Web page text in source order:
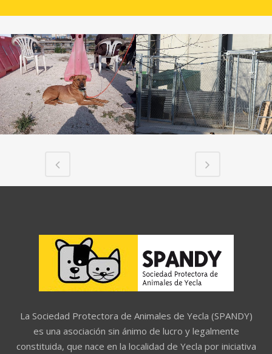
La Sociedad Protectora de Animales de Yecla (SPANDY)
es una asociación sin ánimo de lucro y legalmente
constituida, que nace en la localidad de Yecla por iniciativa